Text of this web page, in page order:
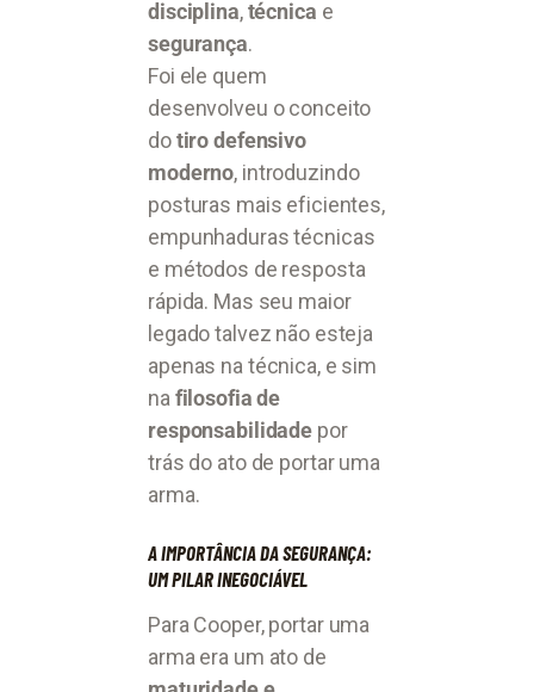
disciplina,técnica e
segurança.
Foi ele quem
desenvolveu o conceito
dotiro defensivo
moderno, introduzindo
posturas mais eficientes,
empunhaduras técnicas
e métodos de resposta
rápida. Mas seu maior
legado talvez não esteja
apenas na técnica, e sim
na filosofia de
responsabilidade por
trás do ato de portar uma
arma.
A IMPORTÂNCIA DA SEGURANÇA:
UM PILAR INEGOCIÁVEL
Para Cooper, portar uma
arma era um ato de